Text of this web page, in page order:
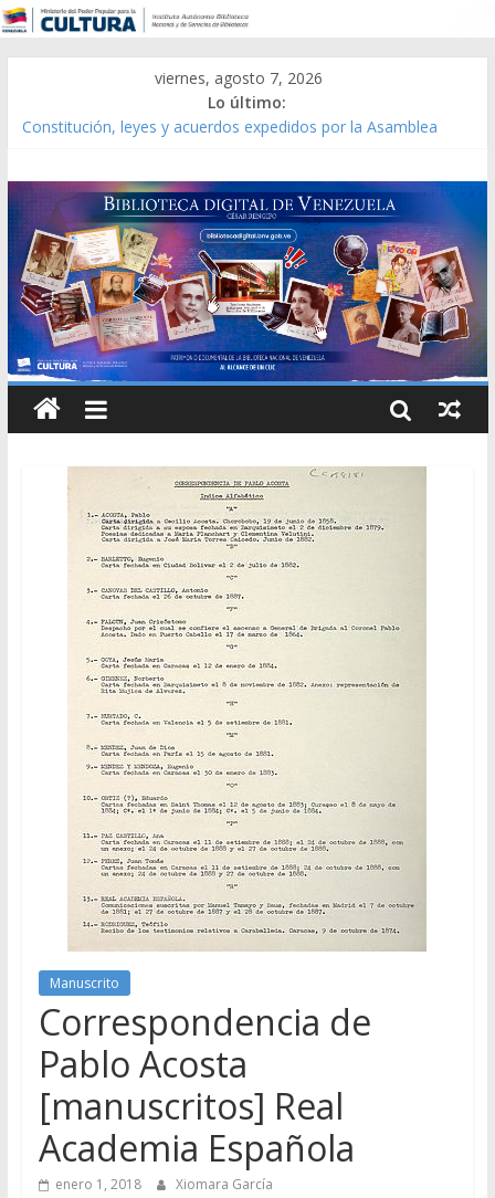
viernes, agosto 7, 2026
Lo último:
Constitución, leyes y acuerdos expedidos por la Asamblea
Modesta Bor Sánchez [material gráfico]
Gaceta Oficial de la República de Venezuela año CXXXIII Mes V,
Caracas 09 de marzo de 2006 N° 38.394
Catálogo temático de obras de Modesta Bor
Manuscrito
Correspondencia de
Pablo Acosta
[manuscritos] Real
Academia Española
enero 1, 2018 Xiomara García